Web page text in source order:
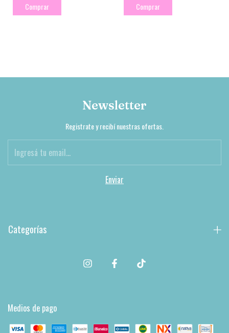
Comprar Comprar
Newsletter
Registrate y recibí nuestras ofertas.
Categorías
Medios de pago